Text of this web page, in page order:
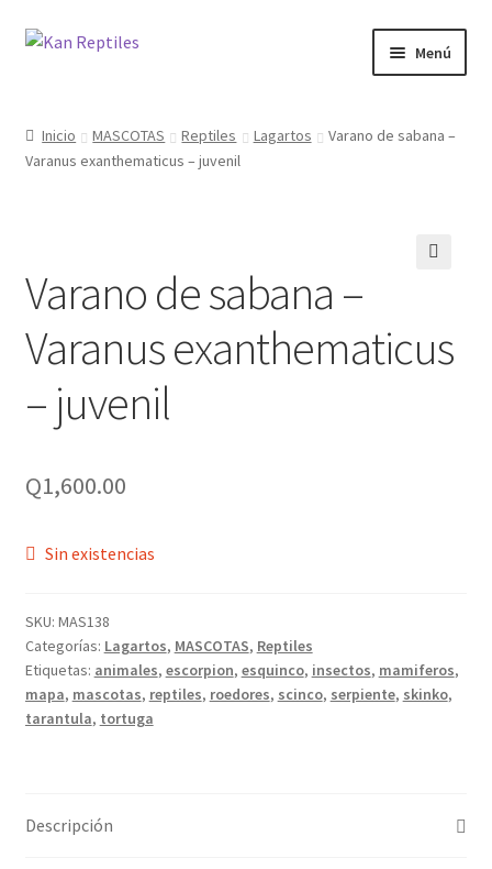
Ir
Ir
Menú
Tienda
Inicio MASCOTAS Reptiles Lagartos
Varano de sabana –
Varanus exanthematicus – juvenil
Varano de sabana –
Varanus exanthematicus
– juvenil
Q1,600.00
Sin existencias
SKU: MAS138
Categorías: Lagartos, MASCOTAS, Reptiles
Etiquetas: animales, escorpion, esquinco, insectos, mamiferos,
mapa, mascotas, reptiles, roedores, scinco, serpiente, skinko,
tarantula, tortuga
Descripción